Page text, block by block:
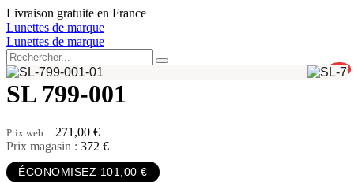
Aller
au
contenu
Livraison gratuite en France
Lunettes de marque
Lunettes de marque
0
SL 799-001
271,00 €
Prix magasin : 372 €
ÉCONOMISEZ 101,00 €